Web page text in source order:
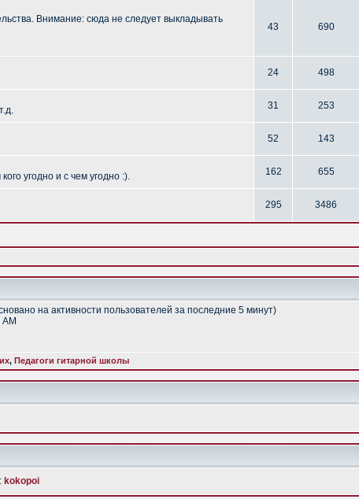
Внимание: сюда не следует выкладывать
43 690
24 498
31 253
52 143
угодно и с чем угодно :). 162 655
295 3486
на активности пользователей за последние 5 минут)
, Педагоги гитарной школы
kokopoi